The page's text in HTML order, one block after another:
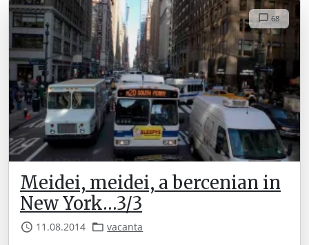
68
Meidei, meidei, a bercenian in
New York…3/3
11.08.2014 vacanta